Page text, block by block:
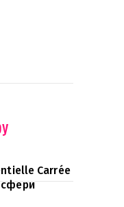
Carrée